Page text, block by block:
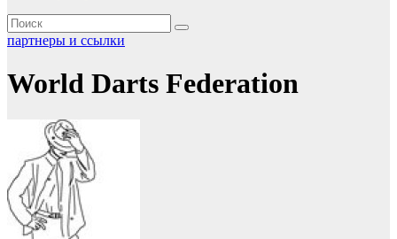
партнеры и ссылки
World Darts Federation